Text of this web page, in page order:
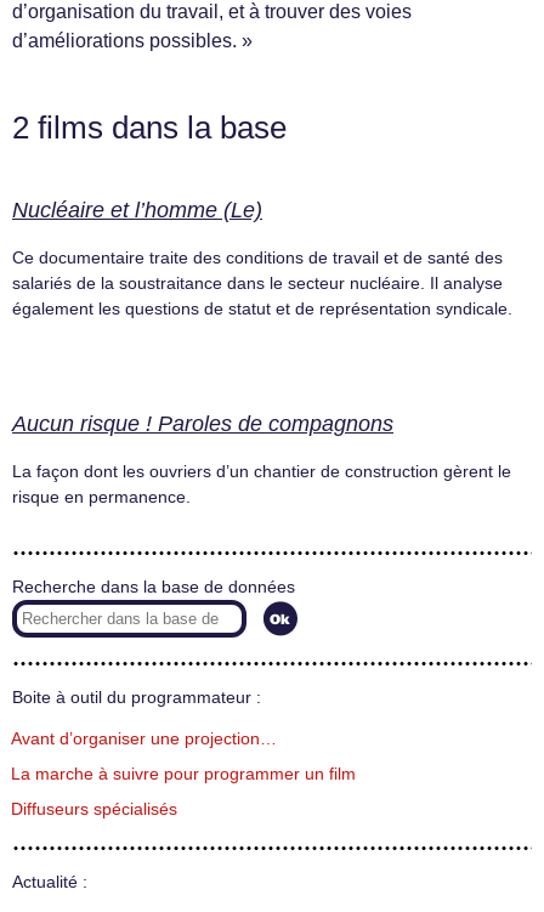
d’organisation du travail, et à trouver des voies
d’améliorations possibles. »
2 films dans la base
Nucléaire et l’homme (Le)
Ce documentaire traite des conditions de travail et de santé des
salariés de la soustraitance dans le secteur nucléaire. Il analyse
également les questions de statut et de représentation syndicale.
Aucun risque ! Paroles de compagnons
La façon dont les ouvriers d’un chantier de construction gèrent le
risque en permanence.
Recherche dans la base de données
Boite à outil du programmateur :
Avant d’organiser une projection…
La marche à suivre pour programmer un film
Diffuseurs spécialisés
Actualité :